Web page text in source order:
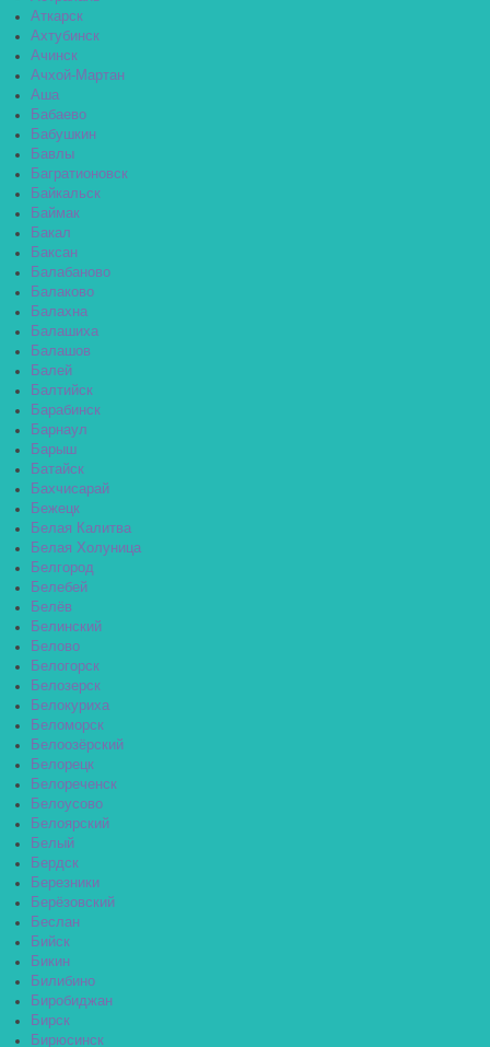
Аткарск
Ахтубинск
Ачинск
Ачхой-Мартан
Аша
Бабаево
Бабушкин
Бавлы
Багратионовск
Байкальск
Баймак
Бакал
Баксан
Балабаново
Балаково
Балахна
Балашиха
Балашов
Балей
Балтийск
Барабинск
Барнаул
Барыш
Батайск
Бахчисарай
Бежецк
Белая Калитва
Белая Холуница
Белгород
Белебей
Белёв
Белинский
Белово
Белогорск
Белозерск
Белокуриха
Беломорск
Белоозёрский
Белорецк
Белореченск
Белоусово
Белоярский
Белый
Бердск
Березники
Берёзовский
Беслан
Бийск
Бикин
Билибино
Биробиджан
Бирск
Бирюсинск